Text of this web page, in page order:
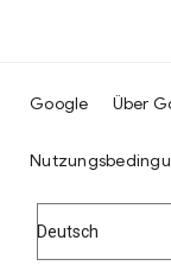
Google Über
Deutsch